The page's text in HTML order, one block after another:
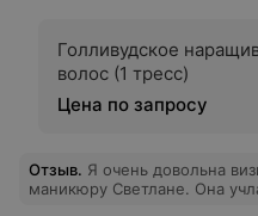
Голливудское
волос (1 тресс)
Цена по запросу
Отзыв. Я очень довольна
маникюру Светлане. Она